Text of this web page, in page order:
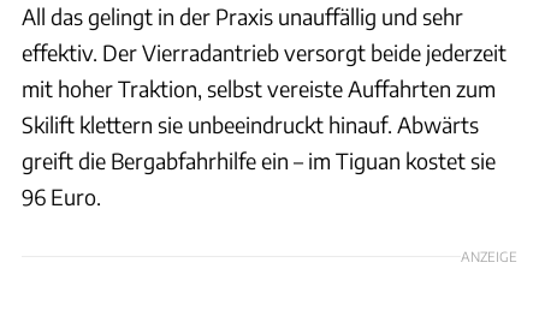
All das gelingt in der Praxis unauffällig und sehr
effektiv. Der Vierradantrieb versorgt beide jederzeit
mit hoher Traktion, selbst vereiste Auffahrten zum
Skilift klettern sie unbeeindruckt hinauf. Abwärts
greift die Bergabfahrhilfe ein – im Tiguan kostet sie
96 Euro.
ANZEIGE